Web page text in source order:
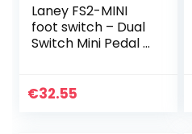
Laney FS2-MINI
foot switch – Dual
Switch Mini Pedal –
Lead
€32.55